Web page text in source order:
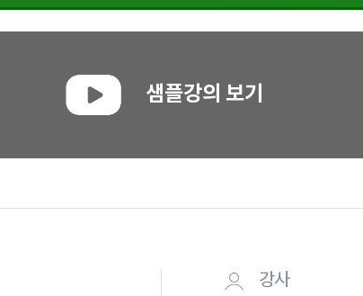
샘플강의 보기
강사